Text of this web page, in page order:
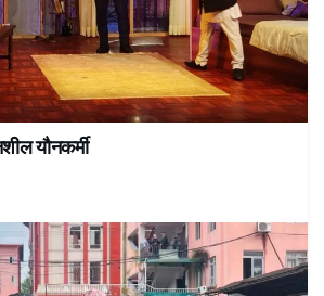
यौनकर्मी